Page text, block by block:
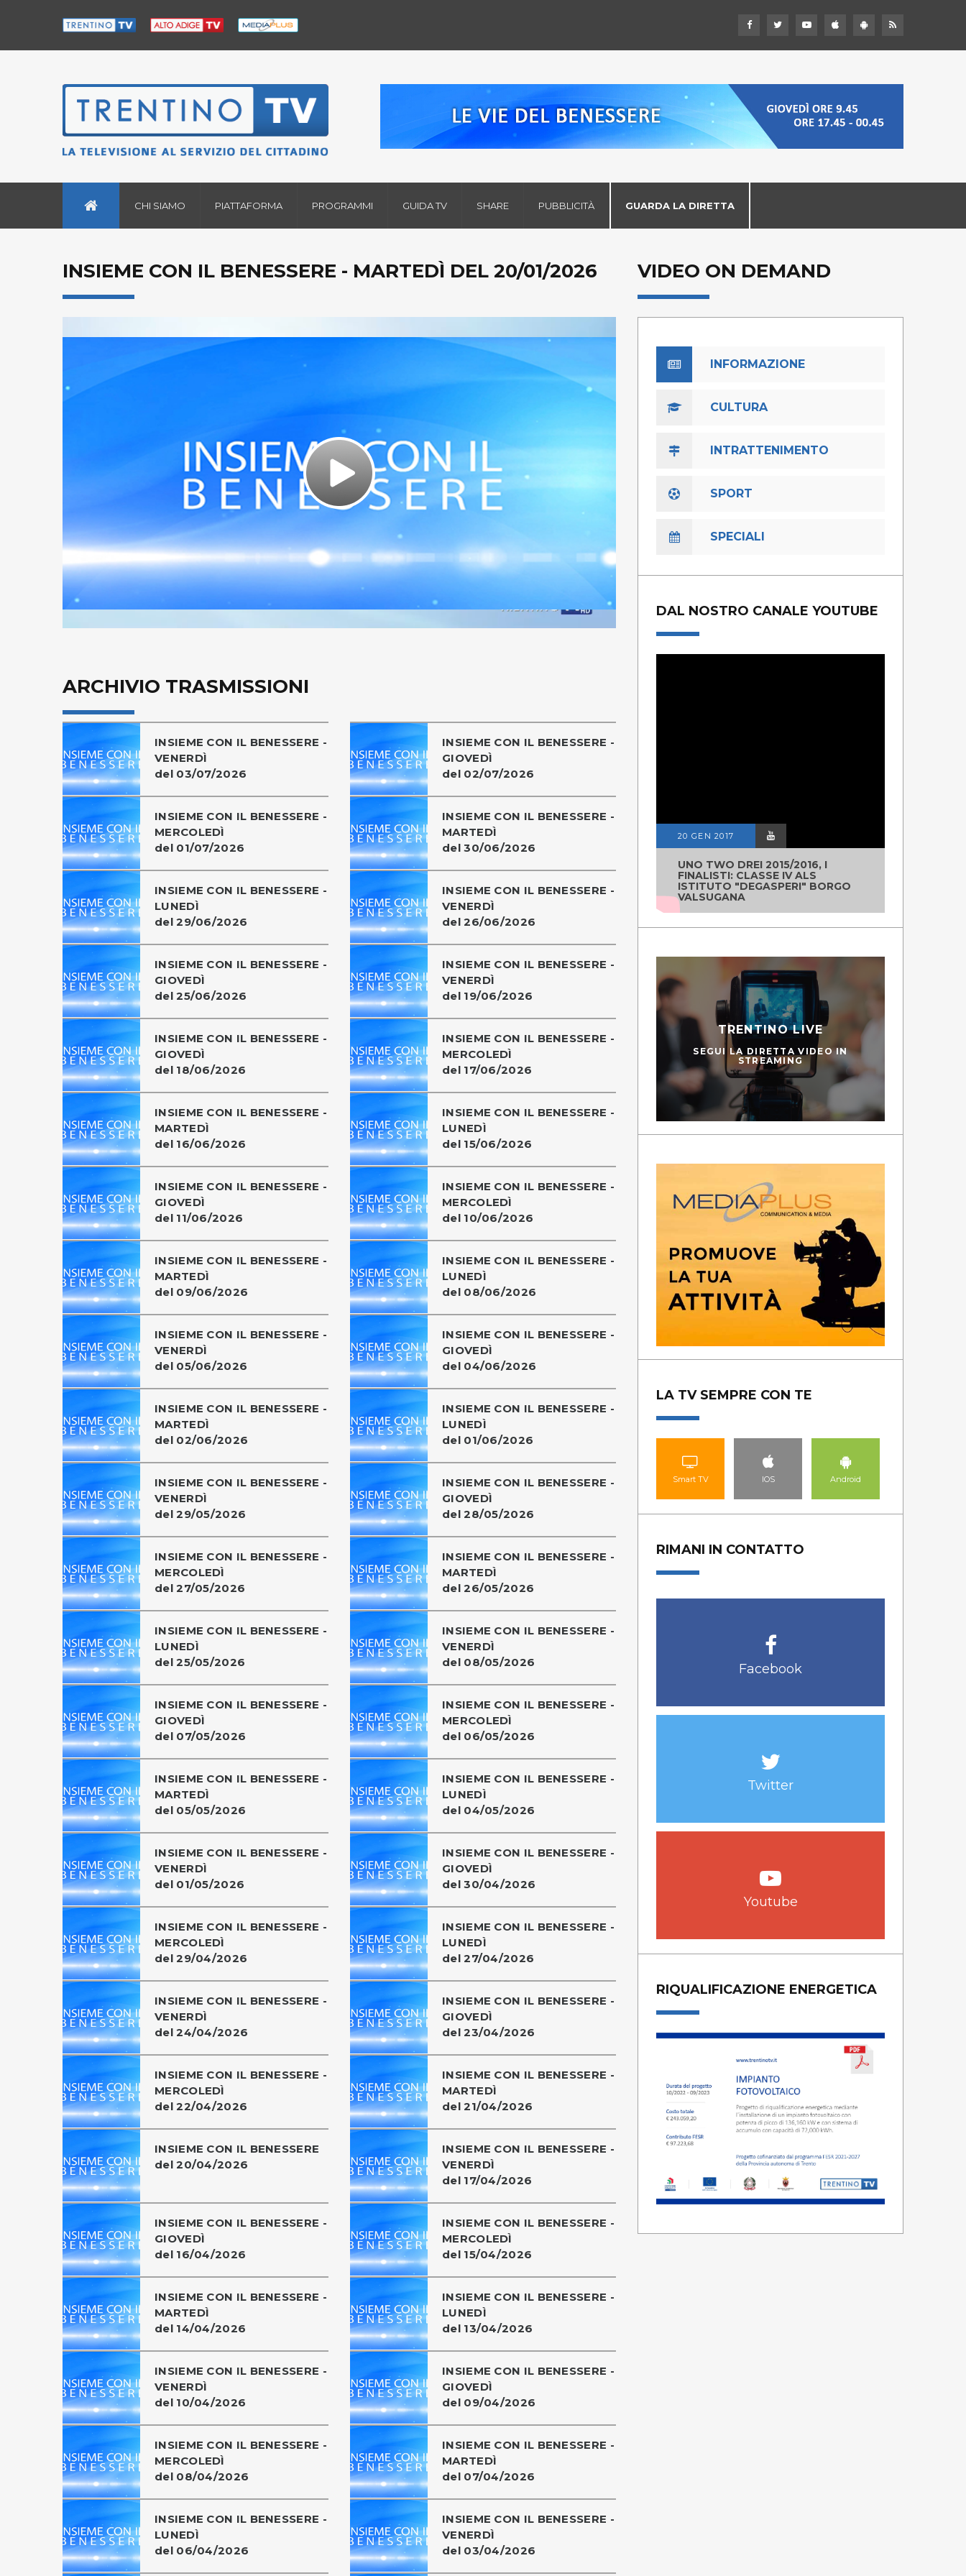
CHI SIAMO PIATTAFORMA PROGRAMMI GUIDA TV SHARE PUBBLICITÀ GUARDA LA DIRETTA
INSIEME CON IL BENESSERE - MARTEDÌ DEL 20/01/2026
Play
Video
ARCHIVIO TRASMISSIONI
INSIEME CON IL BENESSERE -
VENERDÌ
del 03/07/2026
INSIEME CON IL BENESSERE -
GIOVEDÌ
del 02/07/2026
INSIEME CON IL BENESSERE -
MERCOLEDÌ
del 01/07/2026
INSIEME CON IL BENESSERE -
MARTEDÌ
del 30/06/2026
INSIEME CON IL BENESSERE -
LUNEDÌ
del 29/06/2026
INSIEME CON IL BENESSERE -
VENERDÌ
del 26/06/2026
INSIEME CON IL BENESSERE -
GIOVEDÌ
del 25/06/2026
INSIEME CON IL BENESSERE -
VENERDÌ
del 19/06/2026
INSIEME CON IL BENESSERE -
GIOVEDÌ
del 18/06/2026
INSIEME CON IL BENESSERE -
MERCOLEDÌ
del 17/06/2026
INSIEME CON IL BENESSERE -
MARTEDÌ
del 16/06/2026
INSIEME CON IL BENESSERE -
LUNEDÌ
del 15/06/2026
INSIEME CON IL BENESSERE -
GIOVEDÌ
del 11/06/2026
INSIEME CON IL BENESSERE -
MERCOLEDÌ
del 10/06/2026
INSIEME CON IL BENESSERE -
MARTEDÌ
del 09/06/2026
INSIEME CON IL BENESSERE -
LUNEDÌ
del 08/06/2026
INSIEME CON IL BENESSERE -
VENERDÌ
del 05/06/2026
INSIEME CON IL BENESSERE -
GIOVEDÌ
del 04/06/2026
INSIEME CON IL BENESSERE -
MARTEDÌ
del 02/06/2026
INSIEME CON IL BENESSERE -
LUNEDÌ
del 01/06/2026
INSIEME CON IL BENESSERE -
VENERDÌ
del 29/05/2026
INSIEME CON IL BENESSERE -
GIOVEDÌ
del 28/05/2026
INSIEME CON IL BENESSERE -
MERCOLEDÌ
del 27/05/2026
INSIEME CON IL BENESSERE -
MARTEDÌ
del 26/05/2026
INSIEME CON IL BENESSERE -
LUNEDÌ
del 25/05/2026
INSIEME CON IL BENESSERE -
VENERDÌ
del 08/05/2026
INSIEME CON IL BENESSERE -
GIOVEDÌ
del 07/05/2026
INSIEME CON IL BENESSERE -
MERCOLEDÌ
del 06/05/2026
INSIEME CON IL BENESSERE -
MARTEDÌ
del 05/05/2026
INSIEME CON IL BENESSERE -
LUNEDÌ
del 04/05/2026
INSIEME CON IL BENESSERE -
VENERDÌ
del 01/05/2026
INSIEME CON IL BENESSERE -
GIOVEDÌ
del 30/04/2026
INSIEME CON IL BENESSERE -
MERCOLEDÌ
del 29/04/2026
INSIEME CON IL BENESSERE -
LUNEDÌ
del 27/04/2026
INSIEME CON IL BENESSERE -
VENERDÌ
del 24/04/2026
INSIEME CON IL BENESSERE -
GIOVEDÌ
del 23/04/2026
INSIEME CON IL BENESSERE -
MERCOLEDÌ
del 22/04/2026
INSIEME CON IL BENESSERE -
MARTEDÌ
del 21/04/2026
INSIEME CON IL BENESSERE
del 20/04/2026
INSIEME CON IL BENESSERE -
VENERDÌ
del 17/04/2026
INSIEME CON IL BENESSERE -
GIOVEDÌ
del 16/04/2026
INSIEME CON IL BENESSERE -
MERCOLEDÌ
del 15/04/2026
INSIEME CON IL BENESSERE -
MARTEDÌ
del 14/04/2026
INSIEME CON IL BENESSERE -
LUNEDÌ
del 13/04/2026
INSIEME CON IL BENESSERE -
VENERDÌ
del 10/04/2026
INSIEME CON IL BENESSERE -
GIOVEDÌ
del 09/04/2026
INSIEME CON IL BENESSERE -
MERCOLEDÌ
del 08/04/2026
INSIEME CON IL BENESSERE -
MARTEDÌ
del 07/04/2026
INSIEME CON IL BENESSERE -
LUNEDÌ
del 06/04/2026
INSIEME CON IL BENESSERE -
VENERDÌ
del 03/04/2026
VIDEO ON DEMAND
INFORMAZIONE
CULTURA
INTRATTENIMENTO
SPORT
SPECIALI
DAL NOSTRO CANALE YOUTUBE
20 GEN 2017
UNO TWO DREI 2015/2016, I
FINALISTI: CLASSE IV ALS
ISTITUTO "DEGASPERI" BORGO
VALSUGANA
TRENTINO LIVE
SEGUI LA DIRETTA VIDEO IN
STREAMING
LA TV SEMPRE CON TE
Smart TV IOS Android
RIMANI IN CONTATTO
Facebook
Twitter
Youtube
RIQUALIFICAZIONE ENERGETICA